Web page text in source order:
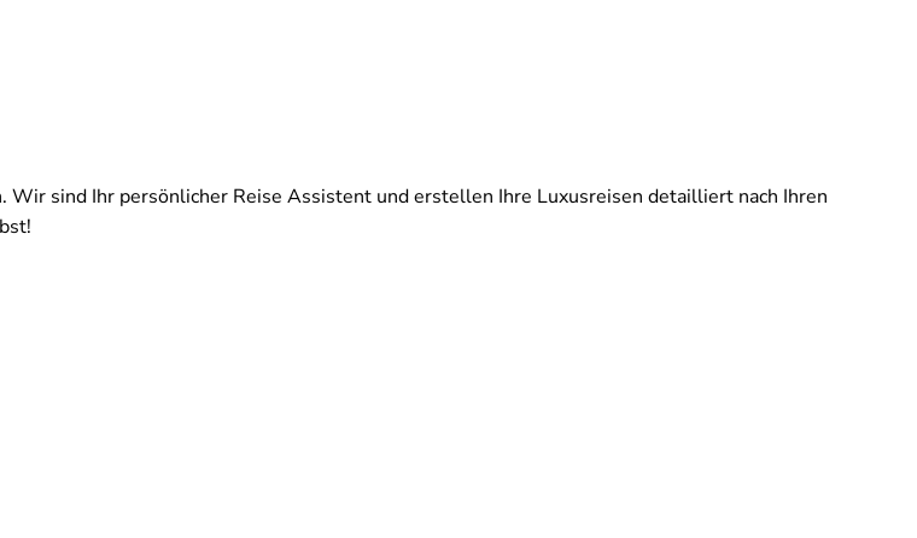
sind Ihr persönlicher Reise Assistent und erstellen Ihre Luxusreisen detailliert nach Ihren